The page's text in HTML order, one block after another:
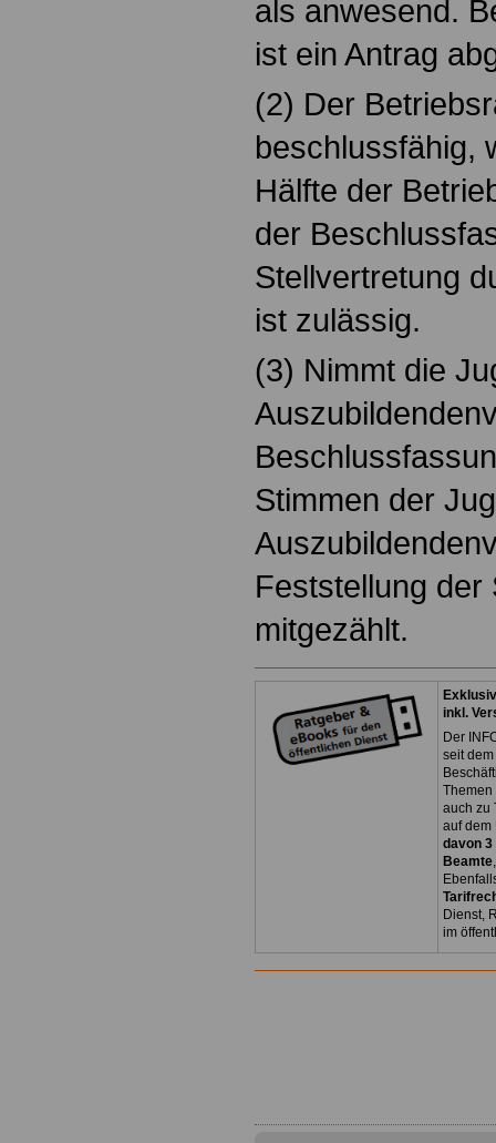
als anwesend.
ist ein Antrag
(2) Der
beschlussfähig,
Hälfte der
der
Stellvertretung
ist zulässig.
(3) Nimmt die
Stimmen der
Feststellung der
mitgezählt.
inkl.
Der
seit
Themen
auch zu
auf dem
davon 3
Beamte
Dienst,
im